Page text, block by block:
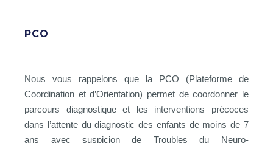
PCO
Nous vous rappelons que la PCO (Plateforme de
Coordination et d’Orientation) permet de coordonner le
parcours diagnostique et les interventions précoces
dans l’attente du diagnostic des enfants de moins de 7
ans avec suspiçion de Troubles du Neuro-